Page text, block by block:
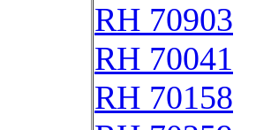
RH 70903
RH 70041
RH 70158